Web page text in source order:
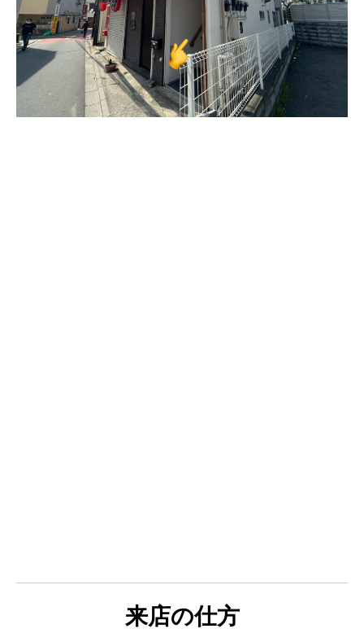
来店の仕方